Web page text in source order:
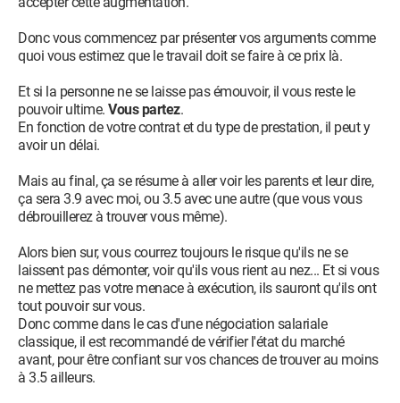
Donc vous commencez par présenter vos arguments comme
quoi vous estimez que le travail doit se faire à ce prix là.
Et si la personne ne se laisse pas émouvoir, il vous reste le
pouvoir ultime. Vous partez.
En fonction de votre contrat et du type de prestation, il peut y
avoir un délai.
Mais au final, ça se résume à aller voir les parents et leur dire,
ça sera 3.9 avec moi, ou 3.5 avec une autre (que vous vous
débrouillerez à trouver vous même).
Alors bien sur, vous courrez toujours le risque qu'ils ne se
laissent pas démonter, voir qu'ils vous rient au nez... Et si vous
ne mettez pas votre menace à exécution, ils sauront qu'ils ont
tout pouvoir sur vous.
Donc comme dans le cas d'une négociation salariale
classique, il est recommandé de vérifier l'état du marché
avant, pour être confiant sur vos chances de trouver au moins
à 3.5 ailleurs.